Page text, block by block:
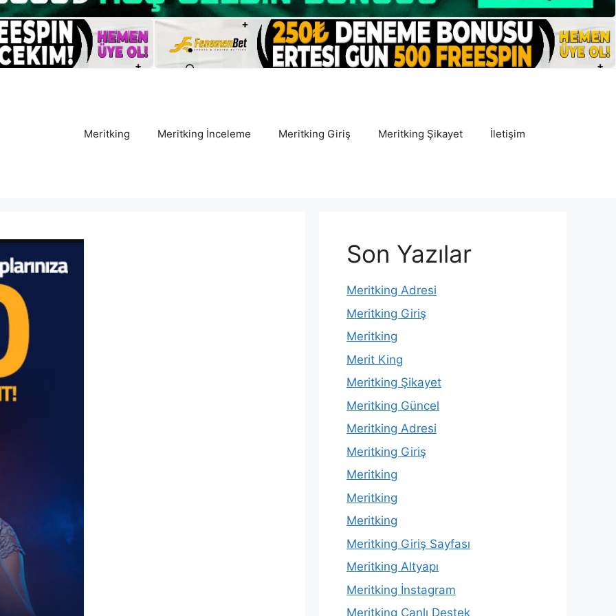
Meritking Meritking İnceleme Meritking Giriş Meritking Şikayet İletişim
Son Yazılar
Meritking Adresi
Meritking Giriş
Meritking
Merit King
Meritking Şikayet
Meritking Güncel
Meritking Adresi
Meritking Giriş
Meritking
Meritking
Meritking
Meritking Giriş Sayfası
Meritking Altyapı
Meritking İnstagram
Meritking Canlı Destek